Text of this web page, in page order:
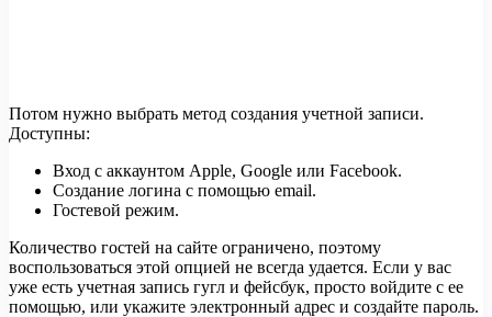
Потом нужно выбрать метод создания учетной записи.
Доступны:
Вход с аккаунтом Apple, Google или Facebook.
Создание логина с помощью email.
Гостевой режим.
Количество гостей на сайте ограничено, поэтому
воспользоваться этой опцией не всегда удается. Если у вас
уже есть учетная запись гугл и фейсбук, просто войдите с ее
помощью, или укажите электронный адрес и создайте пароль.